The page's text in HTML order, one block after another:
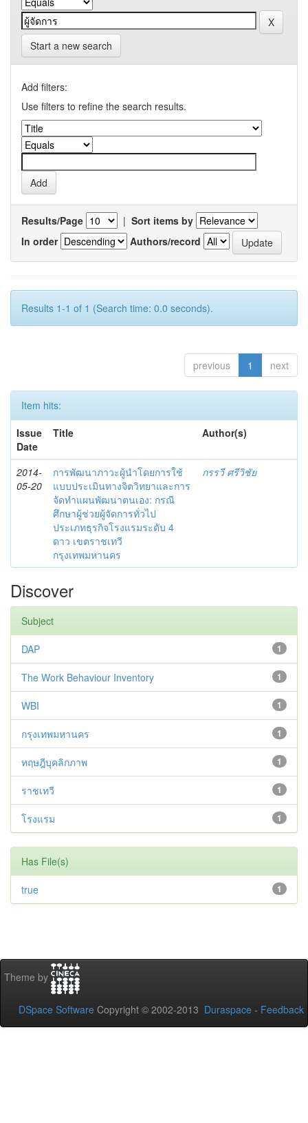
Start a new search
Add filters:
Use filters to refine the search results.
Results/Page | Sort items by
In order
Authors/record
Results 1-1 of 1 (Search time: 0.0 seconds).
previous 1 next
Item hits:
Issue
Date
Title Author(s)
2014-
05-20
การพัฒนาภาวะผู้นำโดยการใช้
แบบประเมินทางจิตวิทยาและการ
จัดทำแผนพัฒนาตนเอง: กรณี
ศึกษาผู้ช่วยผู้จัดการทั่วไป
ประเภทธุรกิจโรงแรมระดับ 4
ดาว เขตราชเทวี
กรุงเทพมหานคร
กรรวี ศรีวิชัย
Discover
Subject
1
DAP
1
The Work Behaviour Inventory
1
WBI
1
กรุงเทพมหานคร
1
ทฤษฎีบุคลิกภาพ
1
ราชเทวี
1
โรงแรม
Has File(s)
1
true
Theme by
DSpace Software Copyright © 2002-2013 Duraspace - Feedback